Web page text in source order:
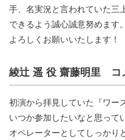
手、名実況と言われていた三
できるよう誠心誠意努めます。
よろしくお願いいたします！
綾辻 遥 役 齋藤明里 コ
初演から拝見していた『ワー
いつか参加したいなと思って
オペレーターとしてしっかり